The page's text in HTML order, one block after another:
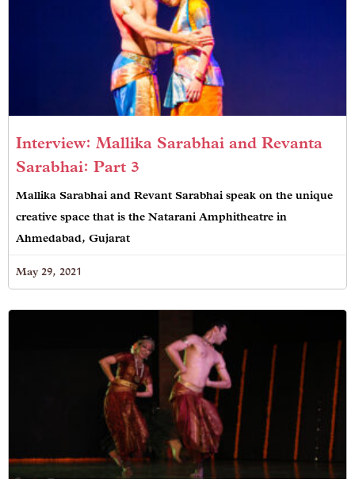
Interview: Mallika Sarabhai and Revanta
Sarabhai: Part 3
Mallika Sarabhai and Revant Sarabhai speak on the unique
creative space that is the Natarani Amphitheatre in
Ahmedabad, Gujarat
May 29, 2021